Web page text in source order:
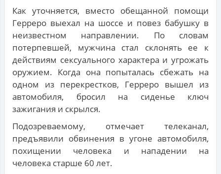
Как уточняется, вместо обещанной помощи
Герреро выехал на шоссе и повез бабушку в
неизвестном направлении. По словам
потерпевшей, мужчина стал склонять ее к
действиям сексуального характера и угрожать
оружием. Когда она попыталась сбежать на
одном из перекрестков, Герреро вышел из
автомобиля, бросил на сиденье ключ
зажигания и скрылся.
Подозреваемому, отмечает телеканал,
предъявили обвинения в угоне автомобиля,
похищении человека и нападении на
человека старше 60 лет.